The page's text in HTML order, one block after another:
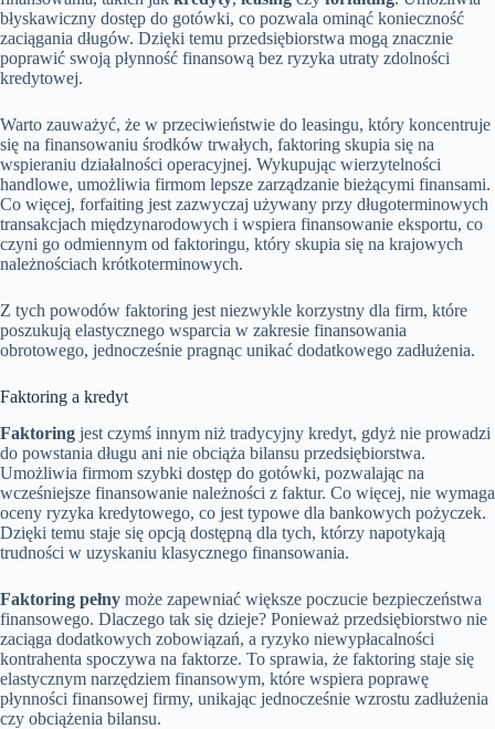
błyskawiczny dostęp do gotówki, co pozwala ominąć konieczność
zaciągania długów. Dzięki temu przedsiębiorstwa mogą znacznie
poprawić swoją płynność finansową bez ryzyka utraty zdolności
kredytowej.
Warto zauważyć, że w przeciwieństwie do leasingu, który koncentruje
się na finansowaniu środków trwałych, faktoring skupia się na
wspieraniu działalności operacyjnej. Wykupując wierzytelności
handlowe, umożliwia firmom lepsze zarządzanie bieżącymi finansami.
Co więcej, forfaiting jest zazwyczaj używany przy długoterminowych
transakcjach międzynarodowych i wspiera finansowanie eksportu, co
czyni go odmiennym od faktoringu, który skupia się na krajowych
należnościach krótkoterminowych.
Z tych powodów faktoring jest niezwykle korzystny dla firm, które
poszukują elastycznego wsparcia w zakresie finansowania
obrotowego, jednocześnie pragnąc unikać dodatkowego zadłużenia.
Faktoring a kredyt
Faktoring jest czymś innym niż tradycyjny kredyt, gdyż nie prowadzi
do powstania długu ani nie obciąża bilansu przedsiębiorstwa.
Umożliwia firmom szybki dostęp do gotówki, pozwalając na
wcześniejsze finansowanie należności z faktur. Co więcej, nie wymaga
oceny ryzyka kredytowego, co jest typowe dla bankowych pożyczek.
Dzięki temu staje się opcją dostępną dla tych, którzy napotykają
trudności w uzyskaniu klasycznego finansowania.
Faktoring pełny może zapewniać większe poczucie bezpieczeństwa
finansowego. Dlaczego tak się dzieje? Ponieważ przedsiębiorstwo nie
zaciąga dodatkowych zobowiązań, a ryzyko niewypłacalności
kontrahenta spoczywa na faktorze. To sprawia, że faktoring staje się
elastycznym narzędziem finansowym, które wspiera poprawę
płynności finansowej firmy, unikając jednocześnie wzrostu zadłużenia
czy obciążenia bilansu.